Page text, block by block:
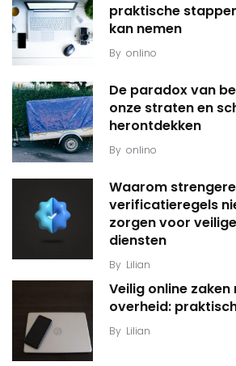
praktische
kan nemen
By onlino
De paradox van
onze straten en
herontdekken
By onlino
Waarom
verificatieregels
zorgen voor
diensten
By Lilian
Veilig online
overheid:
By Lilian